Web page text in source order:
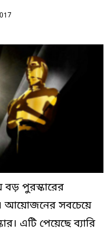
বড় পুরস্কারের
সবচেয়ে
এটি পেয়েছে ব্যারি